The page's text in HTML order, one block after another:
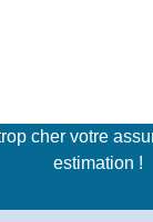
cher votre
estimation !